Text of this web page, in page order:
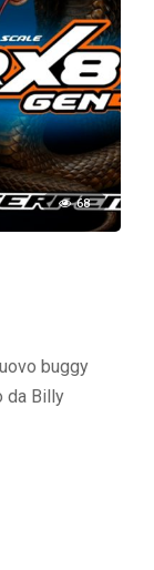
68
buggy
da Billy